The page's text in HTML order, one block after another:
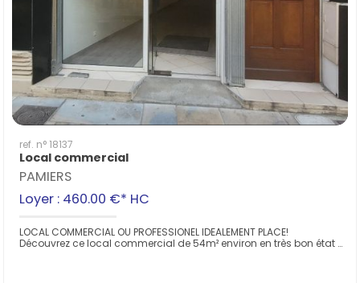
ref. n° 18137
Local commercial
PAMIERS
Loyer : 460.00 €* HC
LOCAL COMMERCIAL OU PROFESSIONEL IDEALEMENT PLACE!
Découvrez ce local commercial de 54m² environ en très bon état général, vous bénéficierez d'un espace de vente de 47m²...